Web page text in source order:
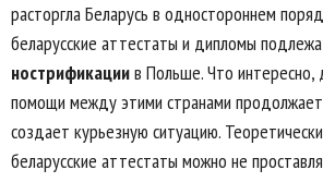
расторгла Беларусь в одностороннем
беларусские аттестаты и дипломы
нострификациив Польше. Что интересно,
помощи между этими странами
создает курьезную ситуацию.
беларусские аттестаты можно не